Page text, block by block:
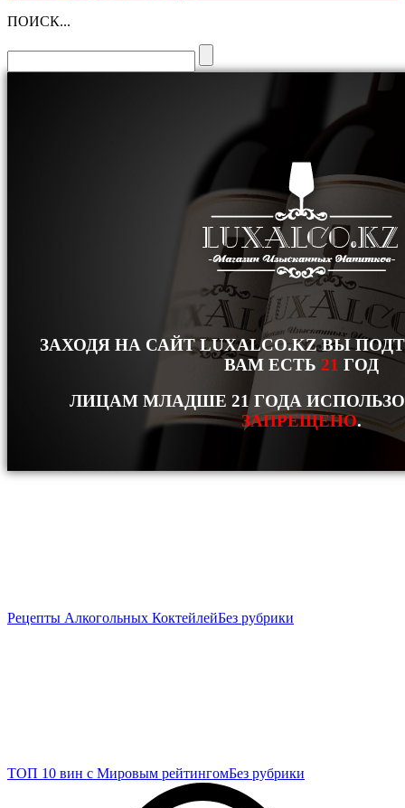
ПОИСК...
ЗАХОДЯ НА САЙТ LUXALCO.KZ ВЫ
ВАМ ЕСТЬ 21 ГОД
ЛИЦАМ МЛАДШЕ 21 ГОДА
ЗАПРЕЩЕНО.
Рецепты Алкогольных КоктейлейБез рубрики
ТОП 10 вин с Мировым рейтингомБез рубрики